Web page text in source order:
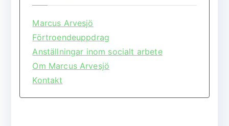
Marcus Arvesjö
Förtroendeuppdrag
Anställningar inom socialt arbete
Om Marcus Arvesjö
Kontakt